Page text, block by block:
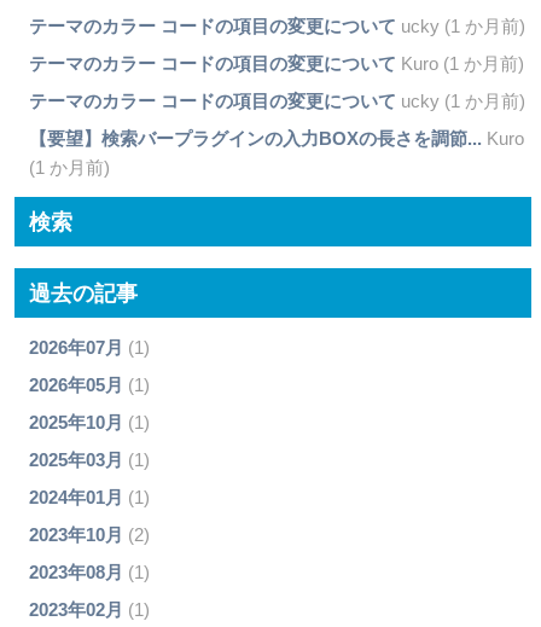
テーマのカラー コードの項目の変更について ucky (1 か月前)
テーマのカラー コードの項目の変更について Kuro (1 か月前)
テーマのカラー コードの項目の変更について ucky (1 か月前)
【要望】検索バープラグインの入力BOXの長さを調節... Kuro
(1 か月前)
検索
過去の記事
2026年07月 (1)
2026年05月 (1)
2025年10月 (1)
2025年03月 (1)
2024年01月 (1)
2023年10月 (2)
2023年08月 (1)
2023年02月 (1)